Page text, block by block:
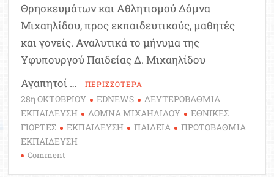
Θρησκευμάτων και Αθλητισμού Δόμνα
Μιχαηλίδου, προς εκπαιδευτικούς, μαθητές
και γονείς. Αναλυτικά το μήνυμα της
Υφυπουργού Παιδείας Δ. Μιχαηλίδου
Αγαπητοί …
ΠΕΡΙΣΣΟΤΕΡΑ
28η ΟΚΤΩΒΡΙΟΥ EDNEWS
ΔΕΥΤΕΡΟΒΑΘΜΙΑ
ΕΚΠΑΙΔΕΥΣΗ
ΔΟΜΝΑ ΜΙΧΑΗΛΙΔΟΥ
ΕΘΝΙΚΕΣ
ΓΙΟΡΤΕΣ
ΕΚΠΑΙΔΕΥΣΗ ΠΑΙΔΕΙΑ
ΠΡΩΤΟΒΑΘΜΙΑ
ΕΚΠΑΙΔΕΥΣΗ
Comment